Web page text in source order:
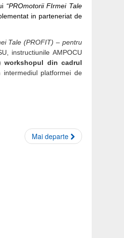
“PROmotorii FIrmei Tale
in parteneriat de
Tale (PROFIT) – pentru
instructiunile AMPOCU
workshopul din cadrul
intermediul platformei de
Mai departe